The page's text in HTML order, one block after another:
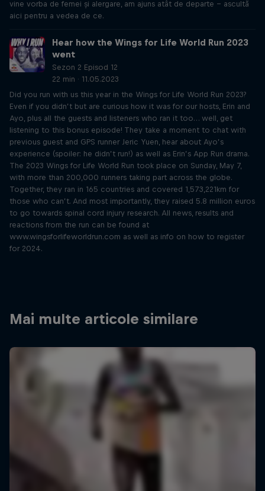
vine vorba de femei și alergare, am ajuns atât de departe – ascultă
aici pentru a vedea de ce.
Hear how the Wings for Life World Run 2023
went
Sezon 2 Episod 12
22 min · 11.05.2023
Did you run with us this year in the Wings for Life World Run 2023?
Even if you didn’t but are curious how it was for our hosts, Erin and
Ayo, plus all the guests and listeners who ran it too… well, get
listening to this bonus episode! They take a moment to chat with
previous guest and GPS runner Jeric Yuen, hear about Ayo’s
experience (spoiler: he didn’t run!) as well as Erin’s App Run drama.
The 2023 Wings for Life World Run took place on Sunday, May 7,
with more than 200,000 runners taking part across the globe.
Together, they ran in 165 countries and covered 1,573,221km for
those who can’t. And most importantly, they raised 5.8 million euros
to go towards spinal cord injury research. All news, results and
reactions from the run can be found at
www.wingsforlifeworldrun.com as well as info on how to register
for 2024.
Mai multe articole similare